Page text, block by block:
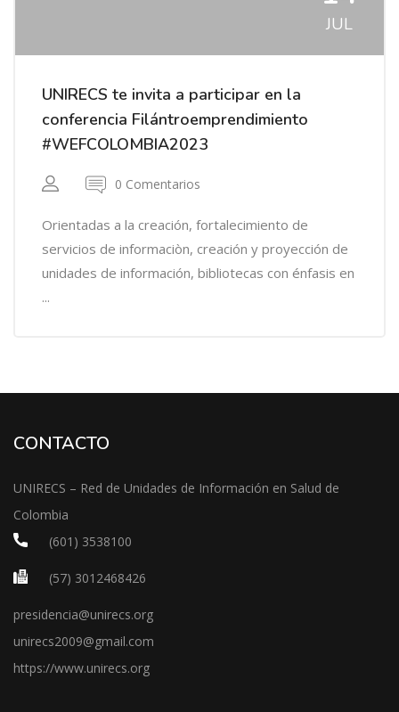
JUL
UNIRECS te invita a participar en la
conferencia Filántroemprendimiento​
#WEFCOLOMBIA2023
0 Comentarios
Orientadas a la creación, fortalecimiento de
servicios de informaciòn, creación y proyección de
unidades de información, bibliotecas con énfasis en
...
CONTACTO
UNIRECS – Red de Unidades de Información en Salud de
Colombia
(601) 3538100
(57) 3012468426
presidencia@unirecs.org
unirecs2009@gmail.com
https://www.unirecs.org